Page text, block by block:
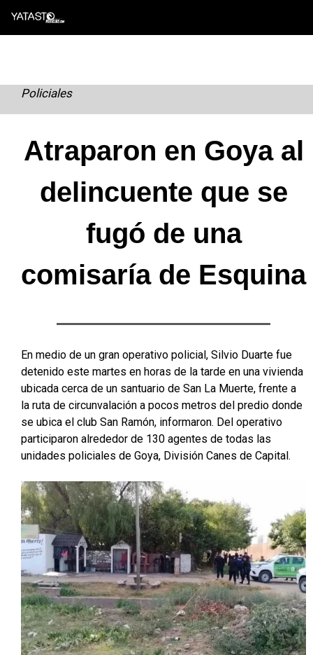
Skip
Policiales
Atraparon en Goya al
delincuente que se
fugó de una
comisaría de Esquina
En medio de un gran operativo policial, Silvio Duarte fue
detenido este martes en horas de la tarde en una vivienda
ubicada cerca de un santuario de San La Muerte, frente a
la ruta de circunvalación a pocos metros del predio donde
se ubica el club San Ramón, informaron. Del operativo
participaron alrededor de 130 agentes de todas las
unidades policiales de Goya, División Canes de Capital.